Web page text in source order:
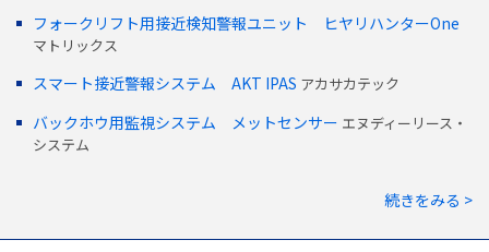
フォークリフト用接近検知警報ユニット ヒヤリハンターOne
マトリックス
スマート接近警報システム AKT IPAS アカサカテック
バックホウ用監視システム メットセンサー エヌディーリース・
システム
続きをみる >